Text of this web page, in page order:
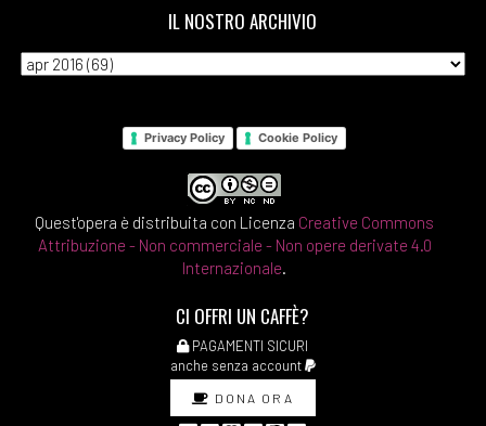
IL NOSTRO ARCHIVIO
Privacy Policy Cookie Policy
Quest'opera è distribuita con Licenza Creative Commons
Attribuzione - Non commerciale - Non opere derivate 4.0
Internazionale.
CI OFFRI UN CAFFÈ?
PAGAMENTI SICURI
anche senza account
DONA ORA